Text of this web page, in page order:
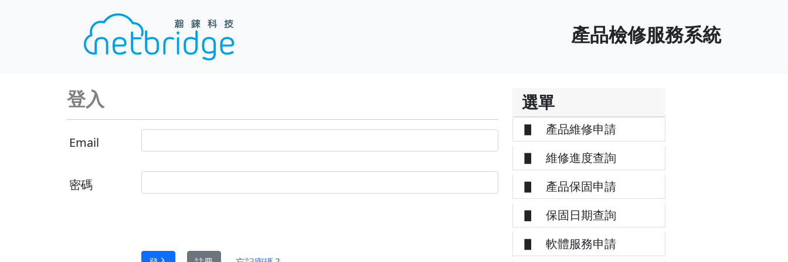
產品檢修服務系統
登入
Email
密碼
選單
▋ 產品維修申請
▋ 維修進度查詢
▋ 產品保固申請
▋ 保固日期查詢
▋ 軟體服務申請